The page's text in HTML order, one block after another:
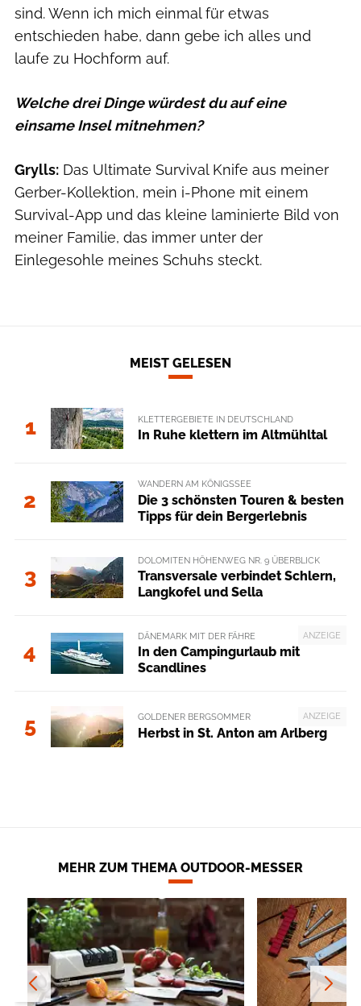
sind. Wenn ich mich einmal für etwas
entschieden habe, dann gebe ich alles und
laufe zu Hochform auf.
Welche drei Dinge würdest du auf eine
einsame Insel mitnehmen?
Grylls: Das Ultimate Survival Knife aus meiner
Gerber-Kollektion, mein i-Phone mit einem
Survival-App und das kleine laminierte Bild von
meiner Familie, das immer unter der
Einlegesohle meines Schuhs steckt.
MEIST GELESEN
1 KLETTERGEBIETE IN DEUTSCHLAND
In Ruhe klettern im Altmühltal
2
WANDERN AM KÖNIGSSEE
Die 3 schönsten Touren & besten
Tipps für dein Bergerlebnis
3
DOLOMITEN HÖHENWEG NR. 9 ÜBERBLICK
Transversale verbindet Schlern,
Langkofel und Sella
4
ANZEIGE
DÄNEMARK MIT DER FÄHRE
In den Campingurlaub mit
Scandlines
5 ANZEIGE
GOLDENER BERGSOMMER
Herbst in St. Anton am Arlberg
MEHR ZUM THEMA OUTDOOR-MESSER